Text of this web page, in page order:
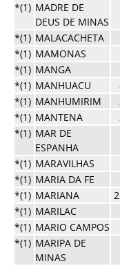
*(1) MADRE DE
DEUS DE MINAS
*(1) MALACACHETA
*(1) MAMONAS
*(1) MANGA
*(1) MANHUACU
*(1) MANHUMIRIM
*(1) MANTENA
*(1) MAR DE
ESPANHA
*(1) MARAVILHAS
*(1) MARIA DA FE
*(1) MARIANA
*(1) MARILAC
*(1) MARIO CAMPOS
*(1) MARIPA DE
MINAS